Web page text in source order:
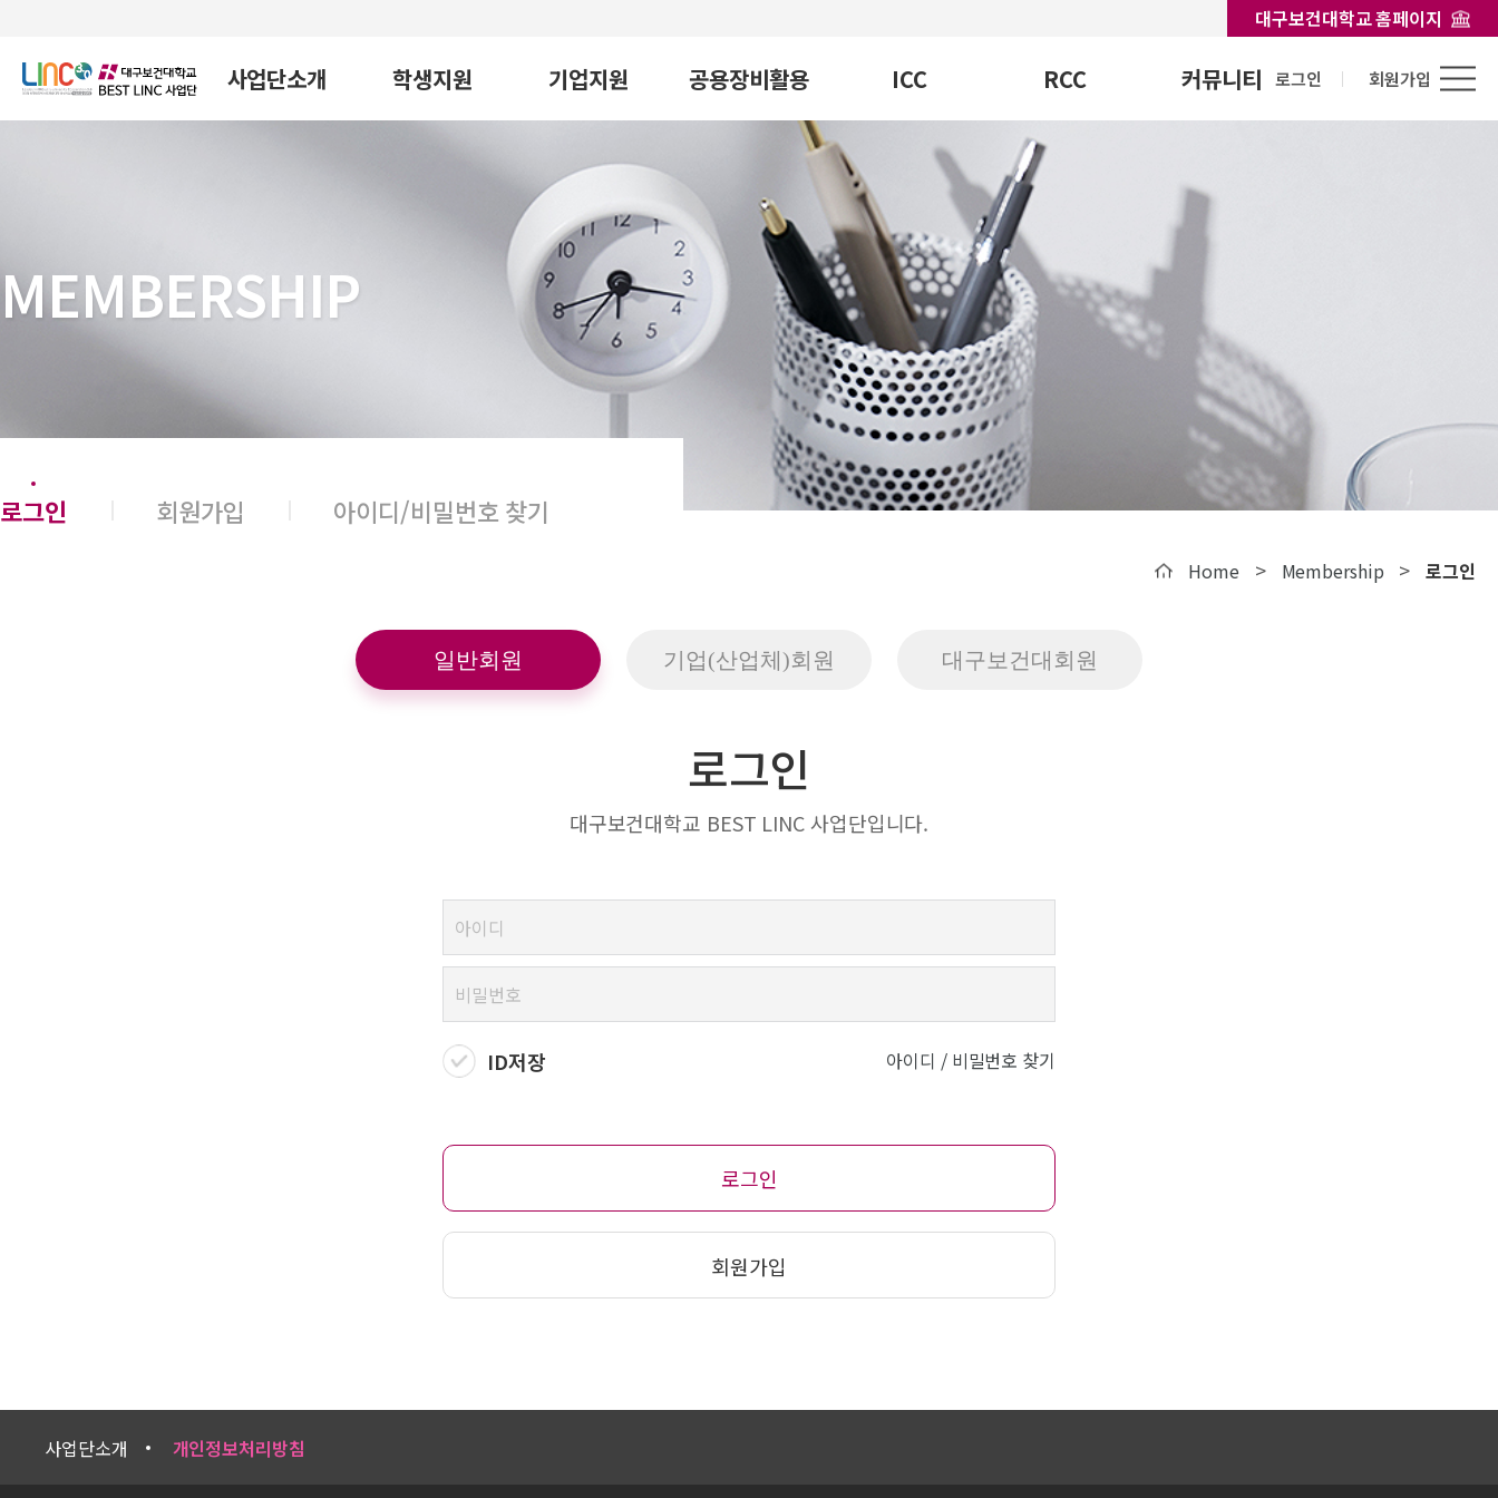
대구보건대학교 홈페이지
사업단소개 학생지원 기업지원 공용장비활용 ICC RCC 커뮤니티 로그인 회원가입
MEMBERSHIP
로그인 회원가입 아이디/비밀번호 찾기
Home > Membership > 로그인
일반회원 기업(산업체)회원 대구보건대회원
로그인
대구보건대학교 BEST LINC 사업단입니다.
ID저장 아이디 / 비밀번호 찾기
회원가입
사업단소개 개인정보처리방침